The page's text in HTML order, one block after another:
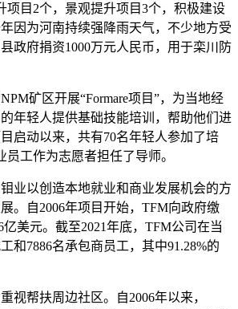
项目2个，景观提升项目3个，积极建设
因为河南持续强降雨天气，不少地方受
政府捐资1000万元人民币，用于栾川防
矿区开展“Formare项目”，为当地经
年轻人提供基础技能培训，帮助他们进
启动以来，共有70名年轻人参加了培
员工作为志愿者担任了导师。
业以创造本地就业和商业发展机会的方
。自2006年项目开始，TFM向政府缴
美元。截至2021年底，TFM公司在当
和7886名承包商员工，其中91.28%的
视帮扶周边社区。自2006年以来，